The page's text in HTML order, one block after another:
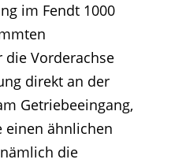
im Fendt 1000
Vorderachse
direkt an der
Getriebeeingang,
einen ähnlichen
die